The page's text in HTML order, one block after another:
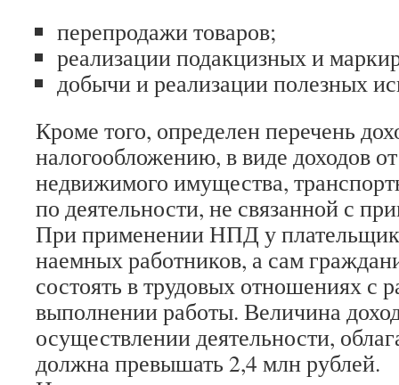
перепродажи товаров;
реализации подакцизных и
добычи и реализации полезных
Кроме того, определен перечень
налогообложению, в виде доходов
недвижимого имущества,
по деятельности, не связанной с
При применении НПД у
наемных работников, а сам
состоять в трудовых отношениях с
выполнении работы. Величина
осуществлении деятельности,
должна превышать 2,4 млн рублей.